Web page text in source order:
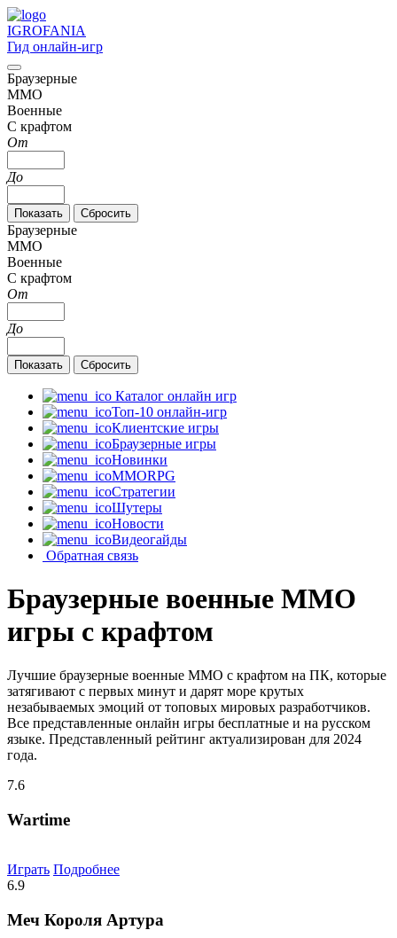
IGROFANIA
Гид онлайн-игр
Браузерные
MMO
Военные
С крафтом
От
До
Браузерные
MMO
Военные
С крафтом
От
До
Каталог онлайн игр
Топ-10 онлайн-игр
Клиентские игры
Браузерные игры
Новинки
MMORPG
Стратегии
Шутеры
Новости
Видеогайды
Обратная связь
Браузерные военные MMO
игры с крафтом
Лучшие браузерные военные MMO с крафтом на ПК, которые
затягивают с первых минут и дарят море крутых
незабываемых эмоций от топовых мировых разработчиков.
Все представленные онлайн игры бесплатные и на русском
языке. Представленный рейтинг актуализирован для 2024
года.
7.6
Wartime
Играть Подробнее
6.9
Меч Короля Артура